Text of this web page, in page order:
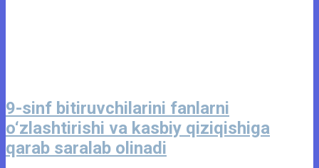
9-sinf bitiruvchilarini fanlarni
o‘zlashtirishi va kasbiy qiziqishiga
qarab saralab olinadi